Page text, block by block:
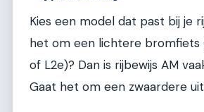
Kies een model dat past bij je
het om een lichtere bromfiets
of L2e)? Dan is rijbewijs AM
Gaat het om een zwaardere